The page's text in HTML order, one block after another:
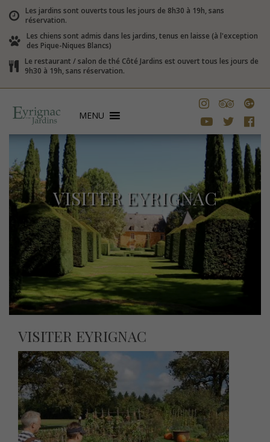
Les jardins sont ouverts tous les jours de 8h30 à 19h, sans
réservation.
Les chiens sont admis dans les jardins, tenus en laisse (à l'exception
des Pique-Niques Blancs)
Le restaurant / salon de thé Côté Jardins est ouvert tous les jours de
9h30 à 19h, sans réservation.
MENU
VISITER EYRIGNAC
VISITER EYRIGNAC